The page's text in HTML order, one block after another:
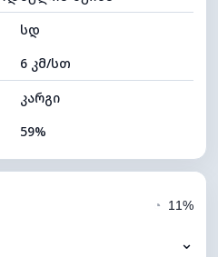
7 (ნათელი)
7360 მ
სდ
6 კმ/სთ
კარგი
59%
◔ 11%
⌄